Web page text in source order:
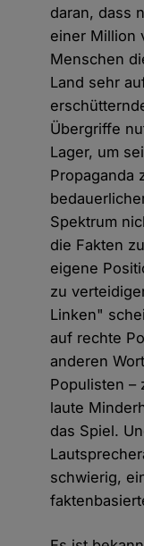
daran, dass
einer Million
Menschen
Land sehr
Übergriffe
Lager, um
Propaganda
Spektrum
die Fakten
eigene
zu
Linken"
auf rechte
anderen
Populisten –
laute
das Spiel.
schwierig,